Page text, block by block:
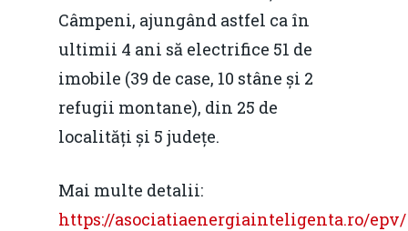
Câmpeni, ajungând astfel ca în
ultimii 4 ani să electrifice 51 de
imobile (39 de case, 10 stâne și 2
refugii montane), din 25 de
localități și 5 județe.
Mai multe detalii:
https://asociatiaenergiainteligenta.ro/epv/